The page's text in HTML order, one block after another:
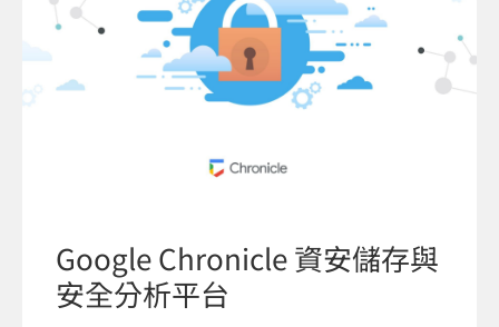
Google Chronicle 資安儲存與
安全分析平台